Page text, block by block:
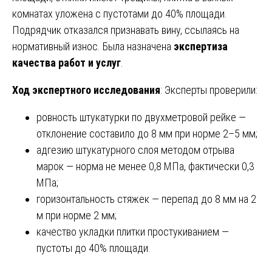
комнатах уложена с пустотами до 40% площади.
Подрядчик отказался признавать вину, ссылаясь на
нормативный износ. Была назначена экспертиза
качества работ и услуг
Ход экспертного исследования: Эксперты проверили:
ровность штукатурки по двухметровой рейке —
отклонение составило до 8 мм при норме 2–5 мм;
адгезию штукатурного слоя методом отрыва
марок — норма не менее 0,8 МПа, фактически 0,3
МПа;
горизонтальность стяжек — перепад до 8 мм на 2
м при норме 2 мм;
качество укладки плитки простукиванием —
пустоты до 40% площади.